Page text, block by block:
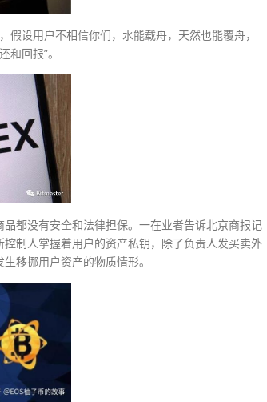
设用户不相信你们，水能载舟，天然也能覆舟，
回报”。
都没有安全和法律担保。一在业者告诉北京商报记
制人掌握着用户的资产私钥，除了负责人发买卖外
移挪用户资产的物质情形。